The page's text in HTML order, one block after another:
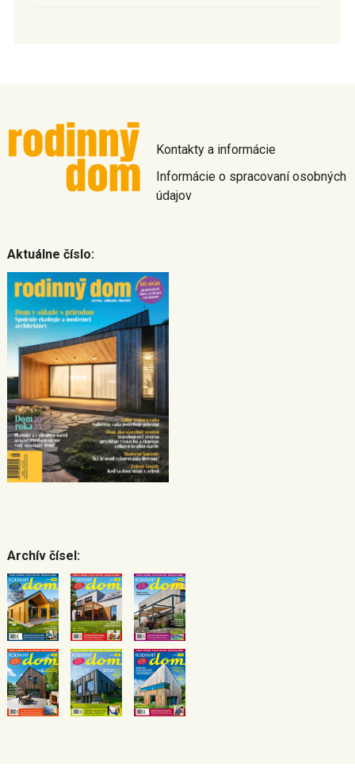
Kontakty a informácie
Informácie o spracovaní osobných
údajov
Aktuálne číslo:
Archív čísel: